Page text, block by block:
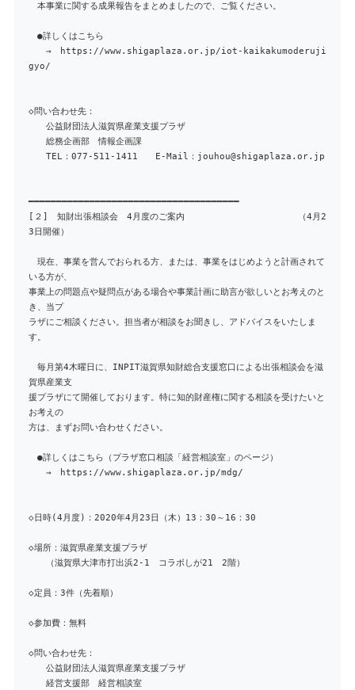
本事業に関する成果報告をまとめましたので、ご覧ください。
●詳しくはこちら
→ https://www.shigaplaza.or.jp/iot-kaikakumoderuji
gyo/
◇問い合わせ先：
公益財団法人滋賀県産業支援プラザ
総務企画部 情報企画課
TEL：077-511-1411 E-Mail：jouhou@shigaplaza.or.jp
━━━━━━━━━━━━━━━━━━━━━━━━━━━━━━━━━━━━━━
[２] 知財出張相談会 4月度のご案内 （4月2
3日開催）
現在、事業を営んでおられる方、または、事業をはじめようと計画されて
いる方が、
事業上の問題点や疑問点がある場合や事業計画に助言が欲しいとお考えのと
き、当プ
ラザにご相談ください。担当者が相談をお聞きし、アドバイスをいたしま
す。
毎月第4木曜日に、INPIT滋賀県知財総合支援窓口による出張相談会を滋
賀県産業支
援プラザにて開催しております。特に知的財産権に関する相談を受けたいと
お考えの
方は、まずお問い合わせください。
●詳しくはこちら（プラザ窓口相談「経営相談室」のページ）
→ https://www.shigaplaza.or.jp/mdg/
◇日時(4月度)：2020年4月23日（木）13：30～16：30
◇場所：滋賀県産業支援プラザ
（滋賀県大津市打出浜2-1 コラボしが21 2階）
◇定員：3件（先着順）
◇参加費：無料
◇問い合わせ先：
公益財団法人滋賀県産業支援プラザ
経営支援部 経営相談室